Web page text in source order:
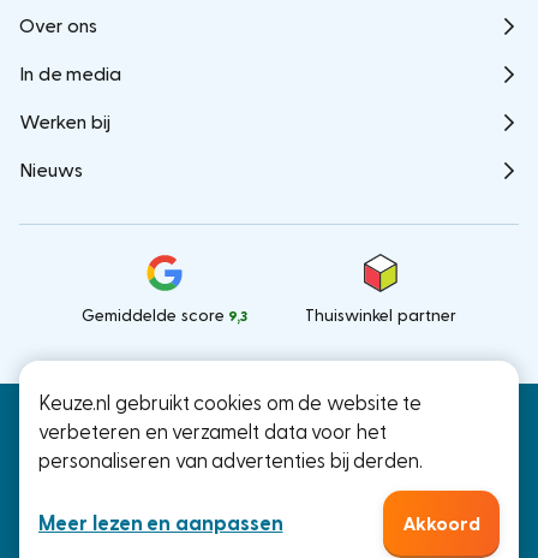
Keuze.nl gebruikt cookies om de website te
verbeteren en verzamelt data voor het
personaliseren van advertenties bij derden.
Meer lezen en aanpassen Akkoord
Over ons
In de media
Werken bij
Nieuws
Gemiddelde score 9,3 Thuiswinkel partner
Keuze.nl B.V.
Ramstraat 27, Utrecht
Algemene voorwaarden